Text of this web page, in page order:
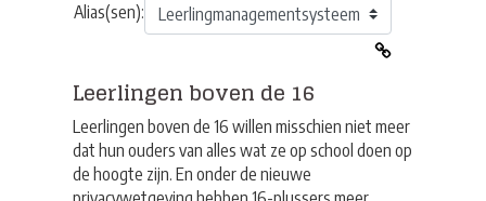
Alias(sen):
Leerlingen boven de 16
Leerlingen boven de 16 willen misschien niet meer
dat hun ouders van alles wat ze op school doen op
de hoogte zijn. En onder de nieuwe